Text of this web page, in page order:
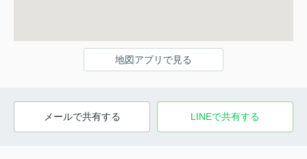
地図アプリで見る
メールで共有する LINEで共有する